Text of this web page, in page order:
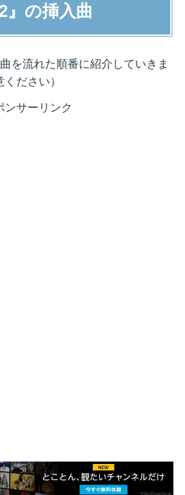
』の挿入曲
を流れた順番に紹介していきま
ださい）
ンサーリンク